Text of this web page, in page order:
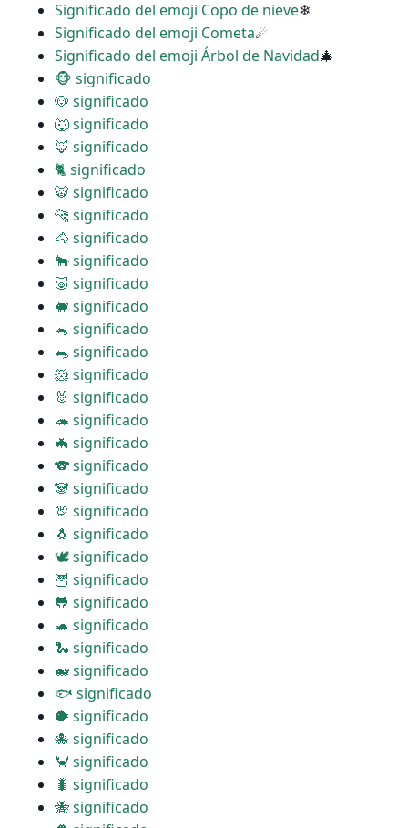
Significado del emoji Copo de nieve❄
Significado del emoji Cometa☄
Significado del emoji Árbol de Navidad🎄
🐵 significado
🐶 significado
🐺 significado
🦊 significado
🐈 significado
🐯 significado
🐆 significado
🐴 significado
🐂 significado
🐷 significado
🐖 significado
🐁 significado
🐀 significado
🐹 significado
🐰 significado
🦔 significado
🦇 significado
🐨 significado
🐼 significado
🦃 significado
🐧 significado
🕊 significado
🦉 significado
🐸 significado
🐢 significado
🐍 significado
🐋 significado
🐟 significado
🐡 significado
🐙 significado
🦀 significado
🐛 significado
🐝 significado